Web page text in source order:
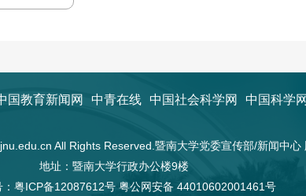
国教育新闻网 中青在线 中国社会科学网 中国科学网
All Rights Reserved.暨南大学党委宣传部/新闻中心
地址：暨南大学行政办公楼9楼
粤ICP备12087612号 粤公网安备 44010602001461号